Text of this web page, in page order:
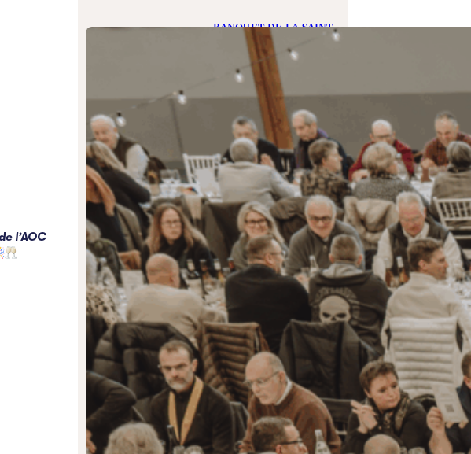
l’AOC
BANQUET DE LA SAINT
VINCENT 2026
11/11/2025